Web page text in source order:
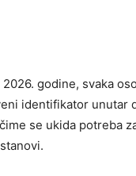
godine, svaka
identifikator unutar
se ukida potreba